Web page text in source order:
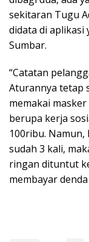
sekitaran Tugu
didata di aplikasi
Sumbar.
“Catatan
Aturannya tetap
memakai
berupa kerja
100ribu.
sudah 3 kali,
ringan dituntut
membayar